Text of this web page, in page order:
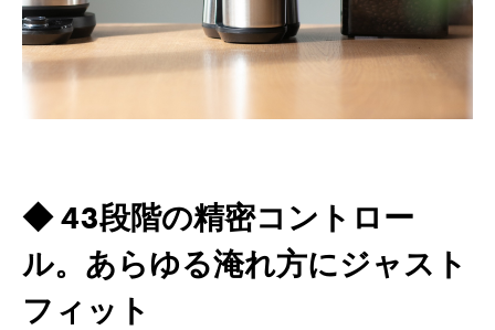
◆ 43段階の精密コントロー
ル。あらゆる淹れ方にジャスト
フィット